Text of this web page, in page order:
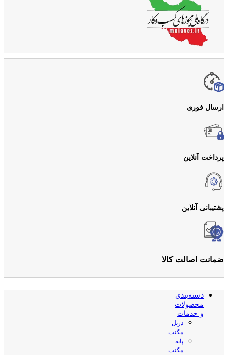
ارسال فوری
پرداخت آنلاین
پشتیبانی آنلاین
ضمانت اصالت کالا
دسته‌بندی
محصولات
و خدمات
دریل
مگنت
پایه
مگنت